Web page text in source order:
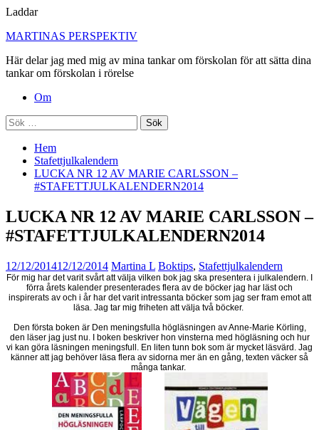
Laddar
Hoppa
innehåll
MARTINAS PERSPEKTIV
Här delar jag med mig av mina tankar om förskolan för att sätta dina
tankar om förskolan i rörelse
PrimärOm
Sök
efter:
Hem
Stafettjulkalendern
LUCKA NR 12 AV MARIE CARLSSON –
#STAFETTJULKALENDERN2014
LUCKA NR 12 AV MARIE CARLSSON –
#STAFETTJULKALENDERN2014
12/12/201412/12/2014 Martina L Boktips, Stafettjulkalendern
För mig har det varit svårt att välja vilken bok jag ska presentera i julkalendern. I
förra årets kalender presenterades flera av de böcker jag har läst och
inspirerats av och i år har det varit intressanta böcker som jag ser fram emot att
läsa. Jag tar mig friheten att välja två böcker.
Den första boken är Den meningsfulla högläsningen av Anne-Marie Körling,
den läser jag just nu. I boken beskriver hon vinsterna med högläsning och hur
vi kan göra läsningen meningsfull. En liten tunn bok som är mycket läsvärd. Jag
känner att jag behöver läsa flera av sidorna mer än en gång, texten väcker så
många tankar.